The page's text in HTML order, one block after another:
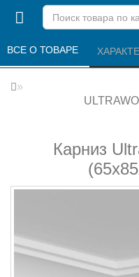
Карниз
ВСЕ О ТОВАРЕ